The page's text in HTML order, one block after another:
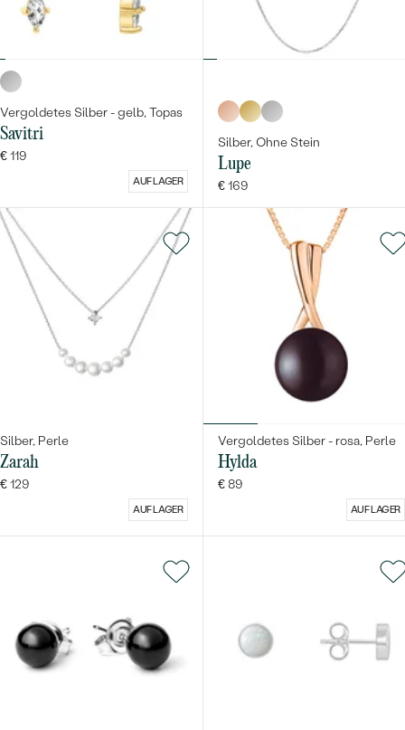
Vergoldetes Silber - gelb, Topas
Savitri
€ 119
AUF LAGER
Silber, Ohne Stein
Lupe
€ 169
Silber, Perle
Zarah
€ 129
AUF LAGER
Vergoldetes Silber - rosa, Perle
Hylda
€ 89
AUF LAGER